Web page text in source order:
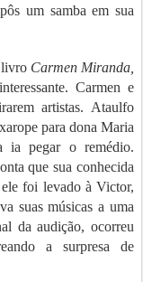
um samba em sua
livro Carmen Miranda,
Carmen e
artistas. Ataulfo
para dona Maria
ia pegar o remédio.
que sua conhecida
ele foi levado à Victor,
suas músicas a uma
da audição, ocorreu
a surpresa de